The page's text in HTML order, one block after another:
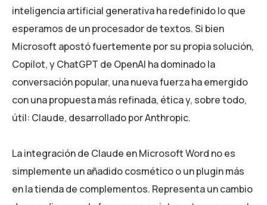
inteligencia artificial generativa ha redefinido lo que
esperamos de un procesador de textos. Si bien
Microsoft apostó fuertemente por su propia solución,
Copilot, y ChatGPT de OpenAI ha dominado la
conversación popular, una nueva fuerza ha emergido
con una propuesta más refinada, ética y, sobre todo,
útil: Claude, desarrollado por Anthropic.
La integración de Claude en Microsoft Word no es
simplemente un añadido cosmético o un plugin más
en la tienda de complementos. Representa un cambio